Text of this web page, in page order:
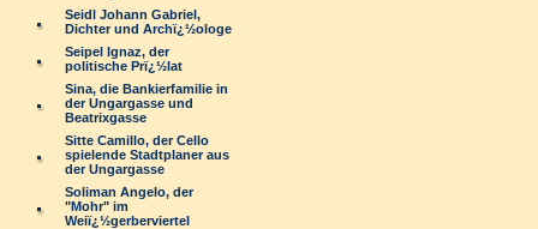
Seidl Johann Gabriel,
Dichter und Archï¿½ologe
Seipel Ignaz, der
politische Prï¿½lat
Sina, die Bankierfamilie in
der Ungargasse und
Beatrixgasse
Sitte Camillo, der Cello
spielende Stadtplaner aus
der Ungargasse
Soliman Angelo, der
"Mohr" im
Weiï¿½gerberviertel